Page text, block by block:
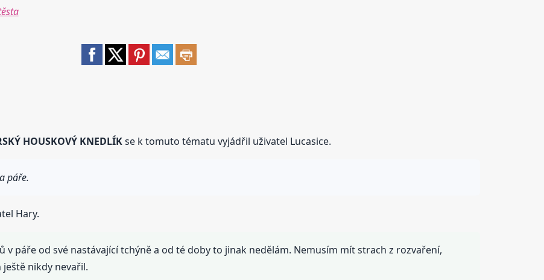
HOUSKOVÝ KNEDLÍKse k tomuto tématu vyjádřil uživatel Lucasice.
páře.
Hary.
v páře od své nastávající tchýně a od té doby to jinak nedělám. Nemusím mít strach z rozvaření,
ještě nikdy nevařil.